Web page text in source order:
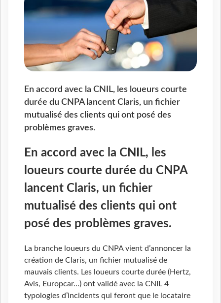
En accord avec la CNIL, les loueurs courte
durée du CNPA lancent Claris, un fichier
mutualisé des clients qui ont posé des
problèmes graves.
En accord avec la CNIL, les
loueurs courte durée du CNPA
lancent Claris, un fichier
mutualisé des clients qui ont
posé des problèmes graves.
La branche loueurs du CNPA vient d’annoncer la
création de Claris, un fichier mutualisé de
mauvais clients. Les loueurs courte durée (Hertz,
Avis, Europcar…) ont validé avec la CNIL 4
typologies d’incidents qui feront que le locataire